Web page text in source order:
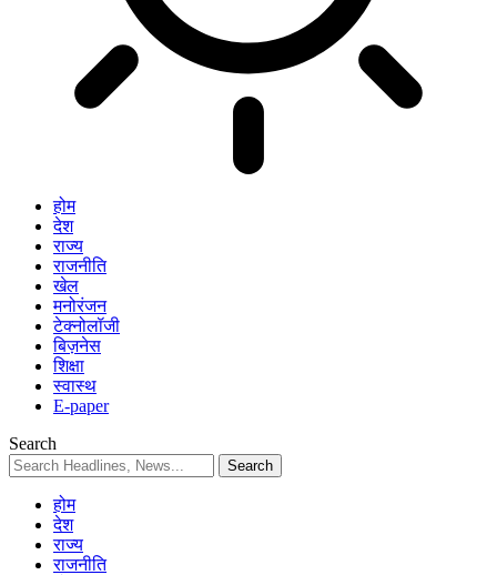
होम
देश
राज्य
राजनीति
खेल
मनोरंजन
टेक्नोलॉजी
बिज़नेस
शिक्षा
स्वास्थ
E-paper
Search
होम
देश
राज्य
राजनीति